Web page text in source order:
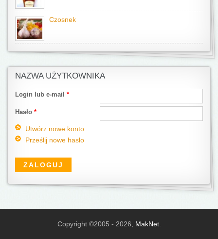
Czosnek
NAZWA UŻYTKOWNIKA
Login lub e-mail *
Hasło *
Utwórz nowe konto
Prześlij nowe hasło
Copyright ©2005 - 2026, MakNet.